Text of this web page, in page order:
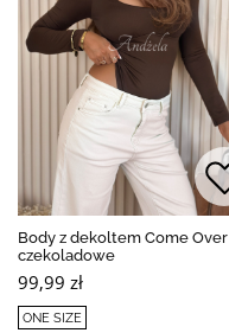
Body z dekoltem Come Over
czekoladowe
99,99 zł
ONE SIZE